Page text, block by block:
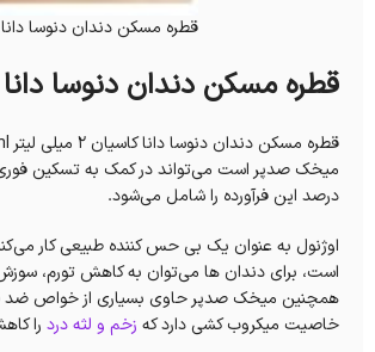
قطره مسکن دندان دنوسا
قطره مسکن دندان دنوسا
درصد این فرآورده را شامل می‌شود.
اوژنول به عنوان یک بی حس کننده طبیعی کار
است، برای دندان ها می‌توان به کاهش تورم، سوزش
همچنین میخک صدپر حاوی بسیاری از خواص ضد
خاصیت میکروب کشی دارد که زخم و لثه درد را